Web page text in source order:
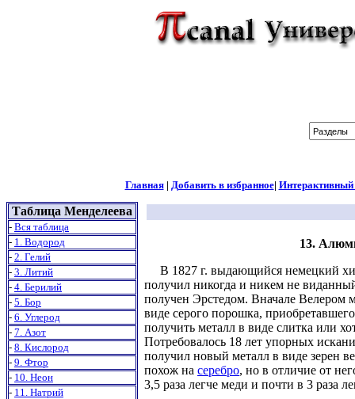
Главная| Добавить в избранное| Интерактивный
Таблица Менделеева
- Вся таблица
- 1. Водород
- 2. Гелий
- 3. Литий
- 4. Берилий
- 5. Бор
- 6. Углерод
- 7. Азот
- 8. Кислород
- 9. Фтор
- 10. Неон
- 11. Натрий
13.
В 1827 г. выдающийся немецкий
получил никогда и никем не
получен Эрстедом. Вначале Велером
виде серого порошка,
получить металл в виде слитка или
Потребовалось 18 лет упорных
получил новый металл в виде зерен
похож на серебро, но в отличие от
3,5 раза легче меди и почти в 3 раза